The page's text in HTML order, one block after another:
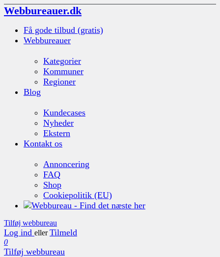
Webbureauer.dk
Få gode tilbud (gratis)
Webbureauer
Kategorier
Kommuner
Regioner
Blog
Kundecases
Nyheder
Ekstern
Kontakt os
Annoncering
FAQ
Shop
Cookiepolitik (EU)
Tilføj webbureau
Log ind eller Tilmeld
0
Tilføj webbureau